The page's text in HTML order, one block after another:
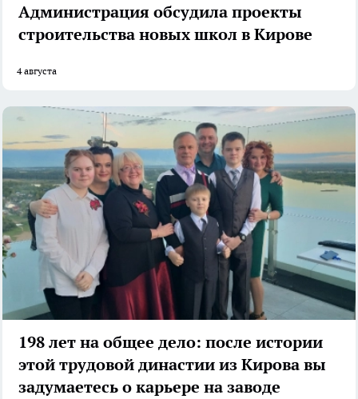
Администрация обсудила проекты
строительства новых школ в Кирове
4 августа
198 лет на общее дело: после истории
этой трудовой династии из Кирова вы
задумаетесь о карьере на заводе